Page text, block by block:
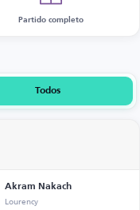
Partido completo
Todos
Akram Nakach
Lourency